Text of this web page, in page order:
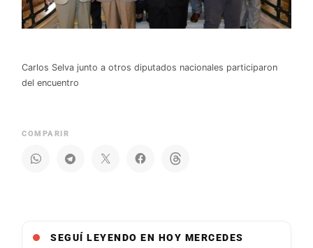
Carlos Selva junto a otros diputados nacionales participaron
del encuentro
COMPARIR
SEGUÍ LEYENDO EN HOY MERCEDES